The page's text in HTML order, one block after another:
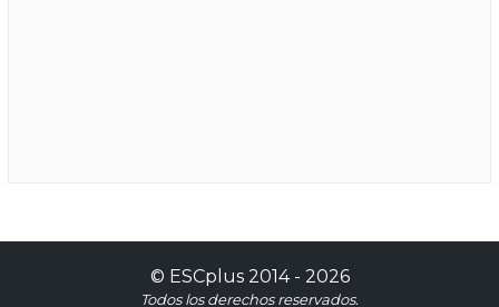
© ESCplus2014 - 2026
Todos los derechos reservados.